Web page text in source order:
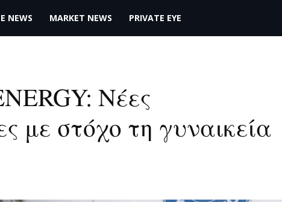
NEWS MARKET NEWS PRIVATE EYE
Νέες
με στόχο τη γυναικεία